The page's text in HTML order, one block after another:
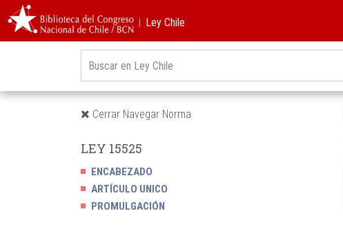
︱Ley Chile
Cerrar Navegar Norma
LEY 15525
ENCABEZADO
ARTÍCULO UNICO
PROMULGACIÓN